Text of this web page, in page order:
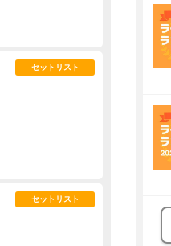
セットリスト
セットリスト